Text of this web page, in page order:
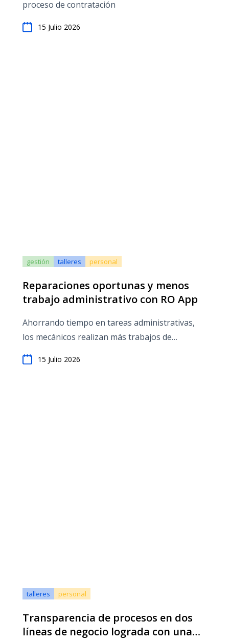
proceso de contratación
15 Julio 2026
gestión talleres personal
Reparaciones oportunas y menos
trabajo administrativo con RO App
Ahorrando tiempo en tareas administrativas,
los mecánicos realizan más trabajos de
15 Julio 2026
talleres personal
Transparencia de procesos en dos
líneas de negocio lograda con una